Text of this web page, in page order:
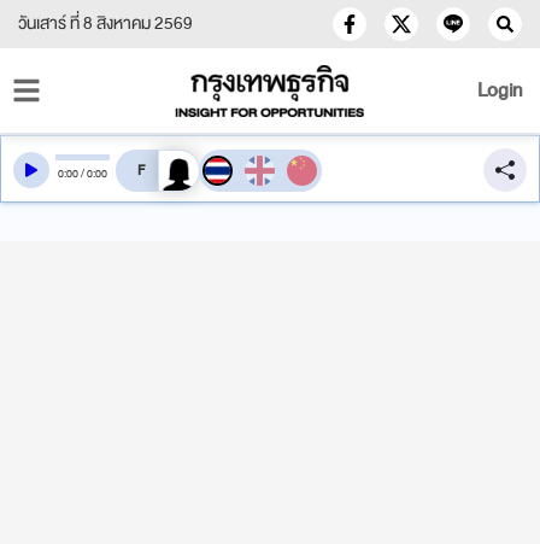
วันเสาร์ ที่ 8 สิงหาคม 2569
Login
0:00/0:00 สลับเสียงอ่าน